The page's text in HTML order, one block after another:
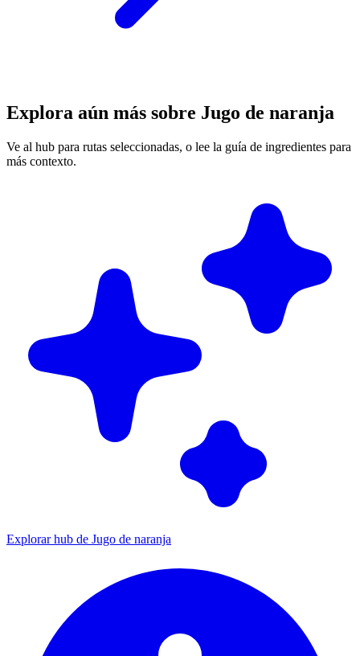
Explora aún más sobre Jugo de naranja
Ve al hub para rutas seleccionadas, o lee la guía de ingredientes para
más contexto.
Explorar hub de Jugo de naranja